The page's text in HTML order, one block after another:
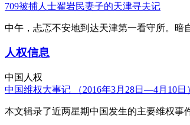
709被捕人士翟岩民妻子的天津寻夫记
中午，忐忑不安地到达天津第一看守所。暗
人权信息
中国人权
中国维权大事记 （2016年3月28日—4月10日
本文辑录了近两星期中国发生的主要维权事